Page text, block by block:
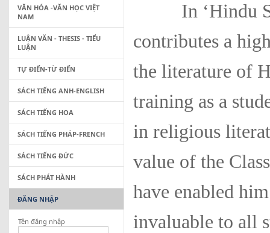
In ‘Hindu
contributes a
the literature of
training as a
in religious
value of the
have enabled
invaluable to all
VĂN HÓA -VĂN HỌC VIỆT
NAM
LUẬN VĂN - THESIS - TIỂU
LUẬN
TỰ ĐIỂN-TỪ ĐIỂN
SÁCH TIẾNG ANH-ENGLISH
SÁCH TIẾNG HOA
SÁCH TIẾNG PHÁP-FRENCH
SÁCH TIẾNG ĐỨC
SÁCH PHÁT HÀNH
ĐĂNG NHẬP
Tên đăng nhập